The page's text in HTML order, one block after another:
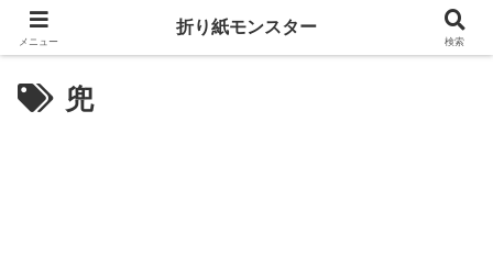
兜
メニュー
折り紙モンスター
検索